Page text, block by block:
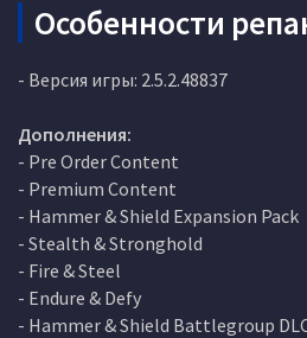
Особенности
- Версия игры: 2.5.2.48837
Дополнения:
- Pre Order Content
- Premium Content
- Hammer & Shield Expansion Pack
- Stealth & Stronghold
- Fire & Steel
- Endure & Defy
- Hammer & Shield Battlegroup